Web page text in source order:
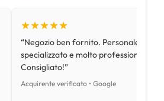
★★★★★
“Negozio ben fornito. Personale
specializzato e molto professionale.
Consigliato!”
Acquirente verificato • Google